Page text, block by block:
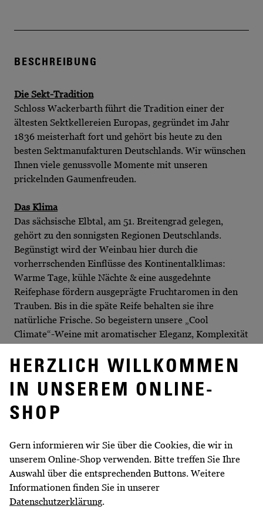
HERZLICH WILLKOMMEN
IN UNSEREM ONLINE-
SHOP
Gern informieren wir Sie über die Cookies, die wir in
unserem Online-Shop verwenden. Bitte treffen Sie Ihre
Auswahl über die entsprechenden Buttons. Weitere
Informationen finden Sie in unserer
Datenschutzerklärung.
BESCHREIBUNG
Die Sekt-Tradition
Schloss Wackerbarth führt die Tradition einer der
ältesten Sektkellereien Europas, gegründet im Jahr
1836 meisterhaft fort und gehört bis heute zu den
besten Sektmanufakturen Deutschlands. Wir wünschen
Ihnen viele genussvolle Momente mit unseren
prickelnden Gaumenfreuden.
Das Klima
Das sächsische Elbtal, am 51. Breitengrad gelegen,
gehört zu den sonnigsten Regionen Deutschlands.
Begünstigt wird der Weinbau hier durch die
vorherrschenden Einflüsse des Kontinentalklimas:
Warme Tage, kühle Nächte & eine ausgedehnte
Reifephase fördern ausgeprägte Fruchtaromen in den
Trauben. Bis in die späte Reife behalten sie ihre
natürliche Frische. So begeistern unsere „Cool
Climate“-Weine mit aromatischer Eleganz, Komplexität
WEITERE INFORMATIONEN
Rebsorte Riesling, Weißburgunder, Kerner
Jahrgang keine Angabe
Geschmack trocken